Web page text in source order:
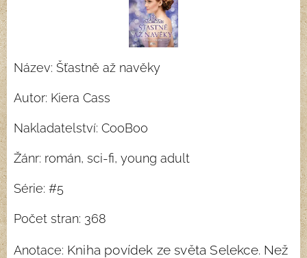
Název: Šťastně až navěky
Autor: Kiera Cass
Nakladatelství: CooBoo
Žánr: román, sci-fi, young adult
Série: #5
Počet stran: 368
Anotace: Kniha povídek ze světa Selekce. Než